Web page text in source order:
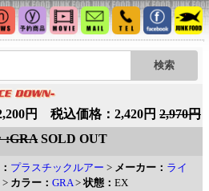
円 税込価格：2,420円 2,970円
:GRA SOLD OUT
プラスチックルアー > メーカー： ライ
> カラー： GRA>状態： EX